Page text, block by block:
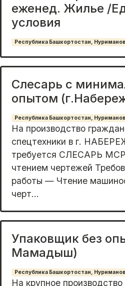
еженед. Жилье /
условия
Республика Башкортостан,
Слесарь с
опытом
Республика Башкортостан,
На производство
спецтехники в г.
требуется СЛЕСАРЬ
чтением чертежей
работы — Чтение
черт...
Упаковщик без
Мамадыш)
Республика Башкортостан,
На крупное